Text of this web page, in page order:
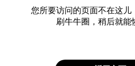
您所要访问的页面不在这儿
刷牛牛圈，稍后就能